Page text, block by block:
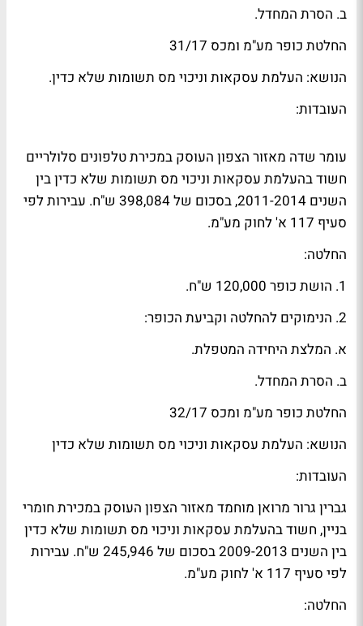
ב. הסרת המחדל.
החלטת כופר מע"מ ומכס 31/17
הנושא: העלמת עסקאות וניכוי מס תשומות שלא כדין.
העובדות:
עומר שדה מאזור הצפון העוסק במכירת טלפונים סלולריים
חשוד בהעלמת עסקאות וניכוי מס תשומות שלא כדין בין
השנים 2011-2014, בסכום של 398,084 ש"ח. עבירות לפי
סעיף 117 א' לחוק מע"מ.
החלטה:
1. הושת כופר 120,000 ש"ח.
2. הנימוקים להחלטה וקביעת הכופר:
א. המלצת היחידה המטפלת.
ב. הסרת המחדל.
החלטת כופר מע"מ ומכס 32/17
הנושא: העלמת עסקאות וניכוי מס תשומות שלא כדין
העובדות:
גברין גרור מרואן מוחמד מאזור הצפון העוסק במכירת חומרי
בניין, חשוד בהעלמת עסקאות וניכוי מס תשומות שלא כדין
בין השנים 2009-2013 בסכום של 245,946 ש"ח. עבירות
לפי סעיף 117 א' לחוק מע"מ.
החלטה: